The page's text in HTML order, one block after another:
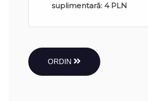
suplimentară: 4 PLN
ORDIN